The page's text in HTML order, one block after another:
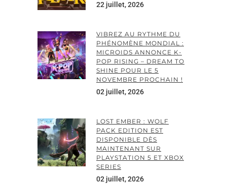
22 juillet, 2026
VIBREZ AU RYTHME DU
PHÉNOMÈNE MONDIAL :
MICROIDS ANNONCE K-
POP RISING – DREAM TO
SHINE POUR LE 5
NOVEMBRE PROCHAIN !
02 juillet, 2026
LOST EMBER : WOLF
PACK EDITION EST
DISPONIBLE DÈS
MAINTENANT SUR
PLAYSTATION 5 ET XBOX
SERIES
02 juillet, 2026